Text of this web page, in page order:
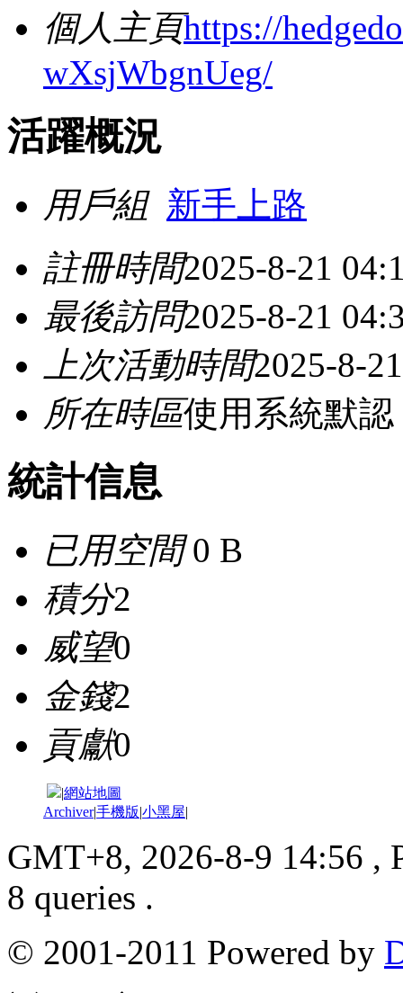
個人主頁https://
wXsjWbgnUeg/
活躍概況
用戶組 新手上路
註冊時間2025-8-21
最後訪問2025-8-21
上次活動時間2025-8-
所在時區使用系統默認
統計信息
已用空間0 B
積分2
威望0
金錢2
貢獻0
|網站地圖
Archiver|手機版|小黑屋|
GMT+8, 2026-8-9 14:56 ,
8 queries .
© 2001-2011 Powered by